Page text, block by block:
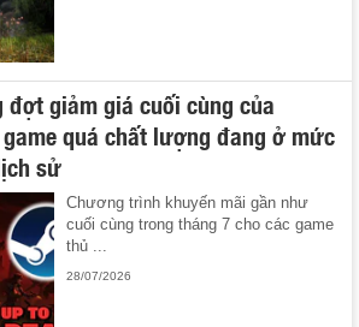
đợt giảm giá cuối cùng của
quá chất lượng đang ở mức
sử
Chương trình khuyến mãi gần như
cuối cùng trong tháng 7 cho các game
thủ ...
28/07/2026